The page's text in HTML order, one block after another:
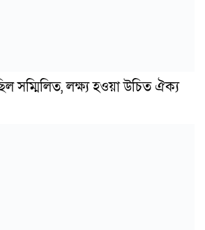
সম্মিলিত, লক্ষ্য হওয়া উচিত ঐক্য